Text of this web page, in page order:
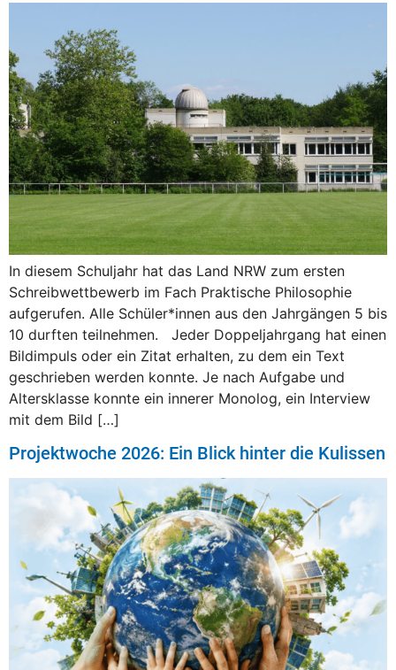
In diesem Schuljahr hat das Land NRW zum ersten
Schreibwettbewerb im Fach Praktische Philosophie
aufgerufen. Alle Schüler*innen aus den Jahrgängen 5 bis
10 durften teilnehmen. Jeder Doppeljahrgang hat einen
Bildimpuls oder ein Zitat erhalten, zu dem ein Text
geschrieben werden konnte. Je nach Aufgabe und
Altersklasse konnte ein innerer Monolog, ein Interview
mit dem Bild […]
Projektwoche 2026: Ein Blick hinter die Kulissen